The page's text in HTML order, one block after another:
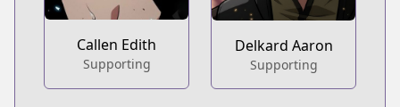
Callen Edith
Supporting
Delkard Aaron
Supporting